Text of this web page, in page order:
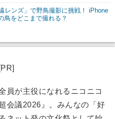
レンズ」で野鳥撮影に挑戦！ iPhone
鳥をどこまで撮れる？
[PR]
員が主役になれるニコニコ
会議2026』。みんなの「好